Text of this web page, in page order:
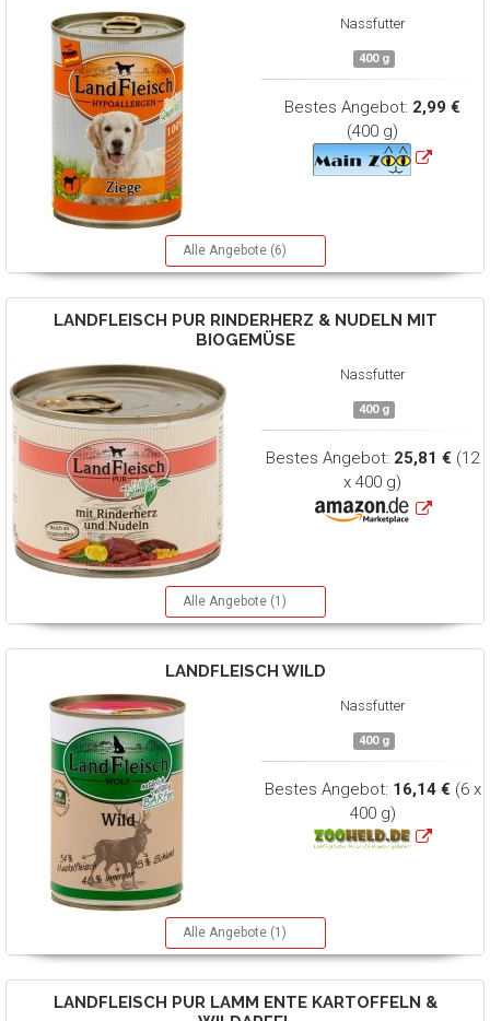
Nassfutter
400 g
Bestes Angebot: 2,99 €
(400 g)
Alle Angebote (6)
LANDFLEISCH PUR RINDERHERZ & NUDELN MIT
BIOGEMÜSE
Nassfutter
400 g
Bestes Angebot: 25,81 € (12
x 400 g)
Alle Angebote (1)
LANDFLEISCH WILD
Nassfutter
400 g
Bestes Angebot: 16,14 € (6 x
400 g)
Alle Angebote (1)
LANDFLEISCH PUR LAMM ENTE KARTOFFELN &